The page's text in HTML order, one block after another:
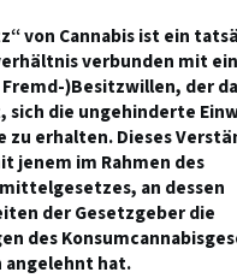
von Cannabis ist ein
verbunden mit
)Besitzwillen, der
die ungehinderte
zu erhalten. Dieses
jenem im Rahmen des
an dessen
der Gesetzgeber die
des
angelehnt hat.